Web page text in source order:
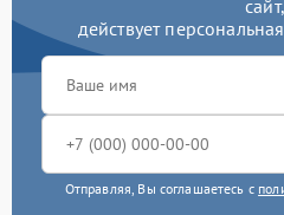
сайт,
действует
Отправляя, Вы соглашаетесь с